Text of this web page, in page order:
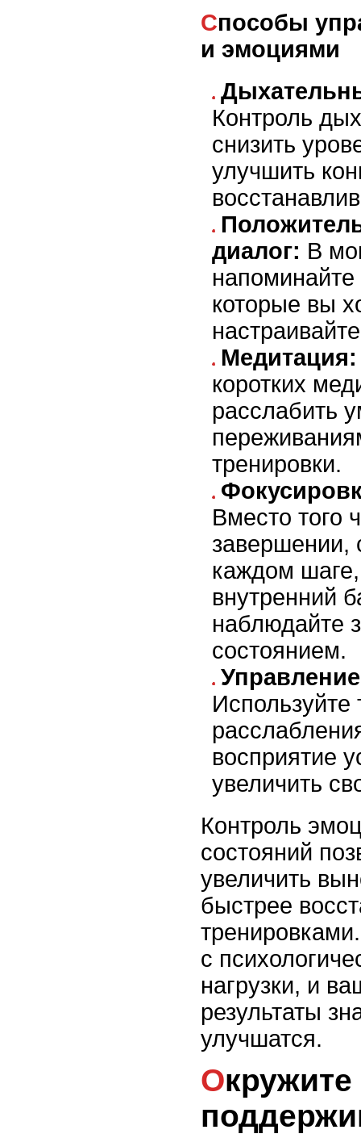
Способы управления стрессом
и эмоциями
Контроль
снизить
улучшить
диалог: В
которые вы
Медитация:
коротких
расслабить
тренировки.
Вместо того
завершении,
каждом
внутренний
наблюдайте
состоянием.
Используйте
восприятие
увеличить
Контроль
состояний
увеличить
быстрее
с
нагрузки, и
результаты
улучшатся.
Окружите себя